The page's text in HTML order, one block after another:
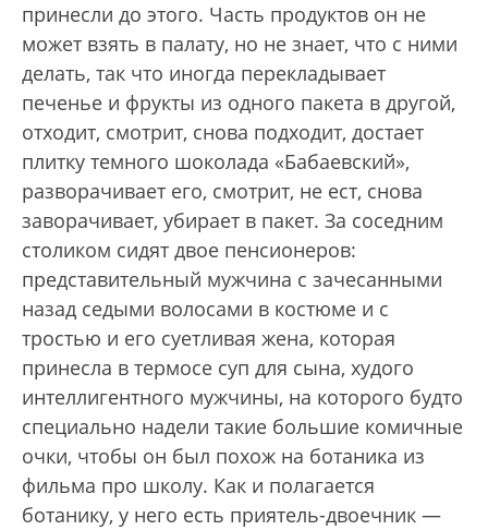
принесли до этого. Часть продуктов он не
может взять в палату, но не знает, что с ними
делать, так что иногда перекладывает
печенье и фрукты из одного пакета в другой,
отходит, смотрит, снова подходит, достает
плитку темного шоколада «Бабаевский»,
разворачивает его, смотрит, не ест, снова
заворачивает, убирает в пакет. За соседним
столиком сидят двое пенсионеров:
представительный мужчина с зачесанными
назад седыми волосами в костюме и с
тростью и его суетливая жена, которая
принесла в термосе суп для сына, худого
интеллигентного мужчины, на которого будто
специально надели такие большие комичные
очки, чтобы он был похож на ботаника из
фильма про школу. Как и полагается
ботанику, у него есть приятель-двоечник —